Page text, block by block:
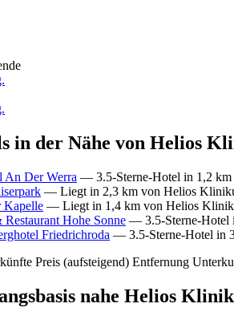
in der Nähe von Helios
An Der Werra — 3.5-Sterne-Hotel in 1,2
— Liegt in 2,3 km von Helios
Kapelle — Liegt in 1,4 km von Helios
Hohe Sonne — 3.5-Sterne-Hotel
Friedrichroda — 3.5-Sterne-Hotel in
Preis (aufsteigend) Entfernung
nahe Helios